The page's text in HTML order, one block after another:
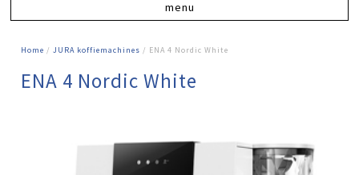
Home /JURA koffiemachines / ENA 4 Nordic White
ENA 4 Nordic White